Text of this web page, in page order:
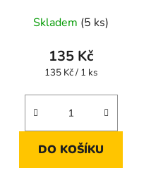
Skladem (5 ks)
135 Kč
Měrná
135 Kč / 1 ks
DO KOŠÍKU